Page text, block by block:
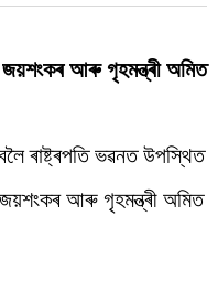
জয়শংকৰ আৰু গৃহমন্ত্ৰী অমিত
ৰাষ্ট্ৰপতি ভৱনত উপস্থিত
জয়শংকৰ আৰু গৃহমন্ত্ৰী অমিত